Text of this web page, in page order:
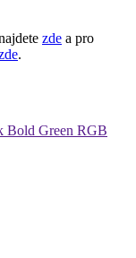
zde a pro
.